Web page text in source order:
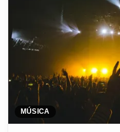
MÚSICA